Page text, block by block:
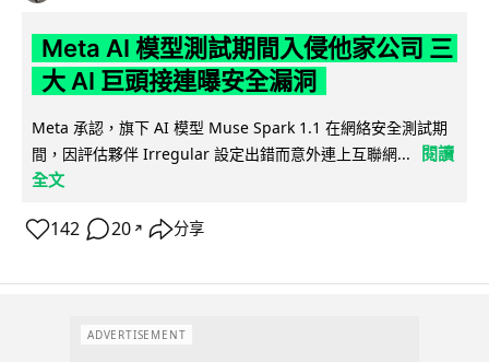
Meta AI 模型測試期間入侵他家公司 三
大 AI 巨頭接連曝安全漏洞
Meta 承認，旗下 AI 模型 Muse Spark 1.1 在網絡安全測試期
間，因評估夥伴 Irregular 設定出錯而意外連上互聯網...
閱讀
全文
142 20 ↗ 分享
ADVERTISEMENT